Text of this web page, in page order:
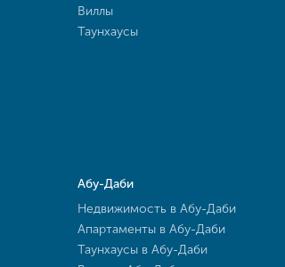
Виллы
Таунхаусы
Абу-Даби
Недвижимость в Абу-Даби
Апартаменты в Абу-Даби
Таунхаусы в Абу-Даби